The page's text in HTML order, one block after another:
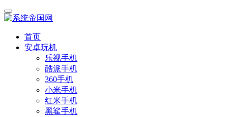
首页
安卓玩机
乐视手机
酷派手机
360手机
小米手机
红米手机
黑鲨手机